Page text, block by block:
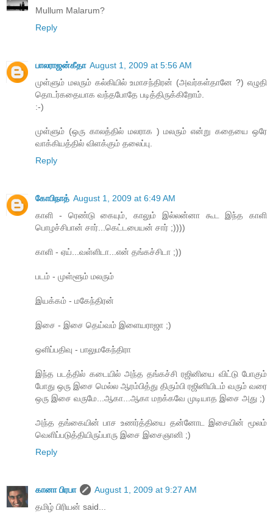
Mullum Malarum?
Reply
பாலராஜன்கீதா August 1, 2009 at 5:56 AM
முள்ளும் மலரும் கல்கியில் உமாசந்திரன் (அவர்கள்தானே ?) எழுதி
தொடர்கதையாக வந்தபோதே படித்திருக்கிறோம்.
:-)
முள்ளும் (ஒரு காலத்தில் மலராக ) மலரும் என்று கதையை ஒரே
வாக்கியத்தில் விளக்கும் தலைப்பு.
Reply
கோபிநாத் August 1, 2009 at 6:49 AM
காளி - ரெண்டு கையும், காலும் இல்லன்னா கூட இந்த காளி
பொழச்சிபான் சார்...கெட்டபையன் சார் ;))))
காளி - ஏய்...வள்ளிடா...என் தங்கச்சிடா ;))
படம் - முள்ளூம் மலரும்
இயக்கம் - மகேந்திரன்
இசை - இசை தெய்வம் இளையராஜா ;)
ஒளிப்பதிவு - பாலுமகேந்திரா
இந்த படத்தில் கடையில் அந்த தங்கச்சி ரஜினியை விட்டு போகும்
போது ஒரு இசை மெல்ல ஆரம்பித்து திரும்பி ரஜினியிடம் வரும் வரை
ஒரு இசை வருமே...ஆகா...ஆகா மறக்கவே முடியாத இசை அது ;)
அந்த தங்கையின் பாச உணர்த்தியை தன்னோட இசையின் மூலம்
வெளிப்படுத்தியிருப்பாரு இசை இசைஞானி ;)
Reply
கானா பிரபா
August 1, 2009 at 9:27 AM
தமிழ் பிரியன் said...